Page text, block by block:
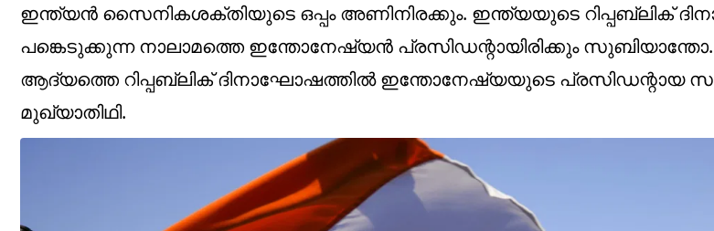
ഇന്ത്യൻ സൈനികശക്തിയുടെ ഒപ്പം അണിനിരക്കും. ഇന്ത്യയുടെ റിപ്പബ്ലിക്
പങ്കെടുക്കുന്ന നാലാമത്തെ ഇന്തോനേഷ്യൻ പ്രസിഡന്റായിരിക്കും
ആദ്യത്തെ റിപ്പബ്ലിക് ദിനാഘോഷത്തിൽ ഇന്തോനേഷ്യയുടെ
മുഖ്യാതിഥി.